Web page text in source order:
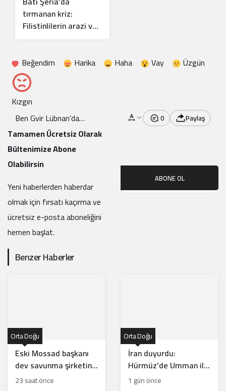
tırmanan kriz:
Filistinlilerin arazi ve
Beğendim
Harika Haha Vay Üzgün
Kızgın
Ben Gvir Lübnan’da
yerleşim ve Filistinlileri
sürgün planını açıkladı
0 Paylaş
Tamamen Ücretsiz Olarak
Bültenimize Abone
Olabilirsin
Yeni haberlerden haberdar
olmak için fırsatı kaçırma ve
ücretsiz e-posta aboneliğini
hemen başlat.
ABONE OL
Benzer Haberler
Eski Mossad başkanı
dev savunma şirketinin
başına geçti
Orta Doğu
23 saat önce
İran duyurdu:
Hürmüz’de Umman ile
anlaşma yakın
Orta Doğu
1 gün önce